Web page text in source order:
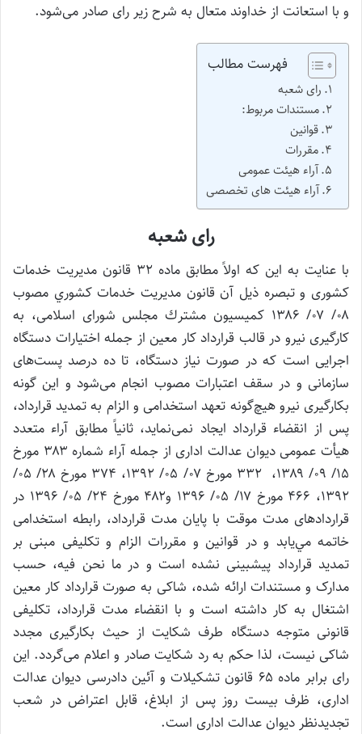
و با استعانت از خداوند متعال به شرح زير رای صادر می‌شود.
فهرست مطالب
رای شعبه
مستندات مربوط:
قوانین
مقررات
آراء هیئت عمومی
آراء هیئت های تخصصی
رای شعبه
با عنایت به این که اولاً مطابق ماده ۳۲ قانون مدیریت خدمات
کشوری و تبصره ذیل آن قانون مديريت خدمات كشوري مصوب
۰۸/ ۰۷/ ۱۳۸۶ كميسيون مشترك مجلس شورای اسلامی، به
کارگیری نیرو در قالب قرارداد کار معین از جمله اختیارات دستگاه
اجرایی است که در صورت نیاز دستگاه، تا ده درصد پست‌های
سازمانی و در سقف اعتبارات مصوب انجام می‌شود و این گونه
بکارگیری نیرو هیچ‌گونه تعهد استخدامی و الزام به تمدید قرارداد،
پس از انقضاء قرارداد ایجاد نمی‌نماید، ثانیاً مطابق آراء متعدد
هیأت عمومی دیوان عدالت اداری از جمله آراء شماره ۳۸۳ مورخ
۱۵/ ۰۹/ ۱۳۸۹، ۳۳۲ مورخ ۰۷/ ۰۵/ ۱۳۹۲، ۳۷۴ مورخ ۲۸/ ۰۵/
۱۳۹۲، ۴۶۶ مورخ ۱۷/ ۰۵/ ۱۳۹۶ و۴۸۲ مورخ ۲۴/ ۰۵/ ۱۳۹۶ در
قرارداد‌های مدت موقت با پايان مدت قرارداد، رابطه استخدامی
خاتمه مي‌يابد و در قوانین و مقررات الزام و تکلیفی مبنی بر
تمدید قرارداد پیش‎بینی نشده است و در ما نحن فیه، حسب
مدارک و مستندات ارائه شده، شاکی به صورت قرارداد کار معین
اشتغال به کار داشته است و با انقضاء مدت قرارداد، تکلیفی
قانونی متوجه دستگاه طرف شکایت از حیث بکارگیری مجدد
شاکی نیست، لذا حکم به رد شکایت صادر و اعلام می‌گردد. این
رای برابر ماده ۶۵ قانون تشکیلات و آئین دادرسی دیوان عدالت
اداری، ظرف بيست روز پس از ابلاغ، قابل اعتراض در شعب
تجديدنظر ديوان عدالت اداری است.